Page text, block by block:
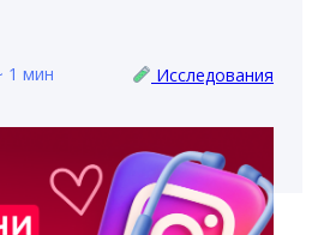
1 мин Исследования